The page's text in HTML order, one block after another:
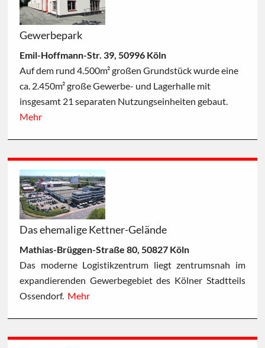
Gewerbepark
Emil-Hoffmann-Str. 39, 50996 Köln
Auf dem rund 4.500m² großen Grundstück wurde eine
ca. 2.450m² große Gewerbe- und Lagerhalle mit
insgesamt 21 separaten Nutzungseinheiten gebaut.
Mehr
Das ehemalige Kettner-Gelände
Mathias-Brüggen-Straße 80, 50827 Köln
Das moderne Logistikzentrum liegt zentrumsnah im
expandierenden Gewerbegebiet des Kölner Stadtteils
Ossendorf. Mehr